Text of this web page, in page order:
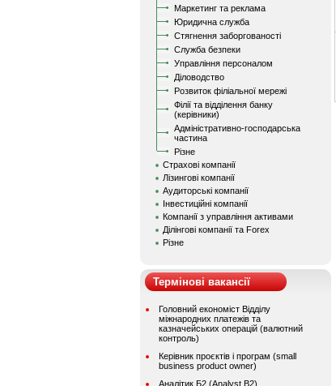
Маркетинг та реклама
Юридична служба
Стягнення заборгованості
Служба безпеки
Управління персоналом
Діловодство
Розвиток філіальної мережі
Філії та відділення банку
(керівники)
Адміністративно-господарська
частина
Різне
Страхові компанії
Лізингові компанії
Аудиторські компанії
Інвестиційні компанії
Компанії з управління активами
Ділінгові компанії та Forex
Різне
Термінові вакансії
Головний економіст Відділу
міжнародних платежів та
казначейських операцій (валютний
контроль)
Керівник проєктів і програм (small
business product owner)
Аналітик Б2 (Analyst B2)